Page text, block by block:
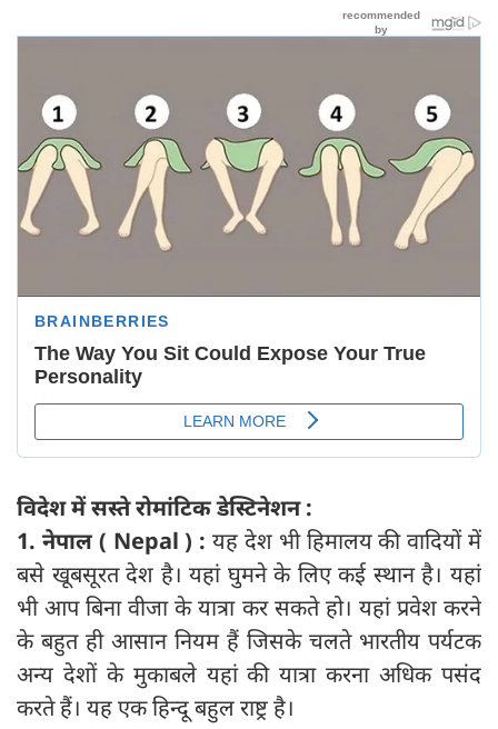
विदेश में सस्ते रोमांटिक डेस्टिनेशन :
1. नेपाल ( Nepal ) : यह देश भी हिमालय की वादियों में
बसे खूबसूरत देश है। यहां घुमने के लिए कई स्थान है। यहां
भी आप बिना वीजा के यात्रा कर सकते हो। यहां प्रवेश करने
के बहुत ही आसान नियम हैं जिसके चलते भारतीय पर्यटक
अन्य देशों के मुकाबले यहां की यात्रा करना अधिक पसंद
करते हैं। यह एक हिन्दू बहुल राष्ट्र है।